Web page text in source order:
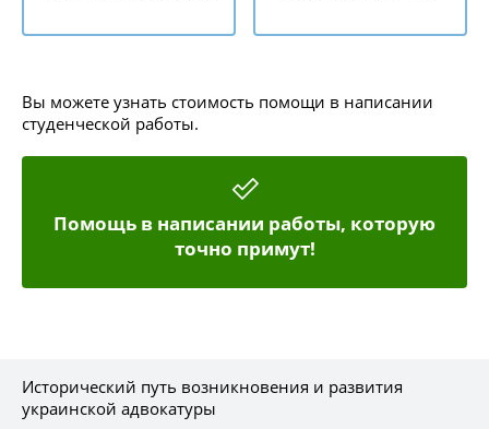
Вы можете узнать стоимость помощи в написании
студенческой работы.
Помощь в написании работы, которую
точно примут!
Исторический путь возникновения и развития
украинской адвокатуры